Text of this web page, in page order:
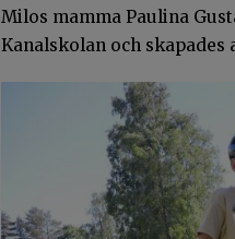
Milos mamma Paulina
Kanalskolan och